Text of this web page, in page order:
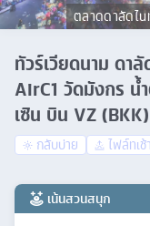
ตลาดดาลัดไน
ทัวร์เวียดนาม ดา
AirC1 วัดมังกร
เซิน บิน VZ (BKK)
กลับบ่าย ไฟล์ทเช้า
เน้นสวนสนุก